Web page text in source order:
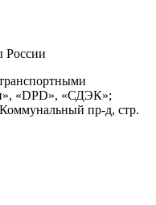
России
«DPD», «СДЭК»;
пр-д, стр.